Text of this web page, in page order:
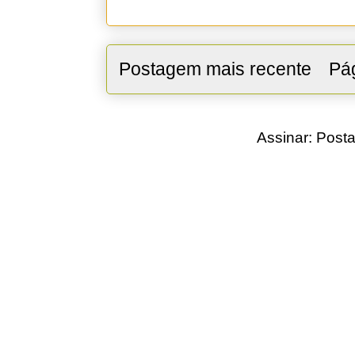
Postagem mais recente
Assinar: